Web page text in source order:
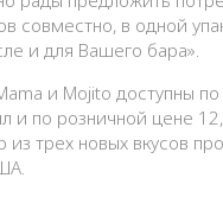
совместно, в одной
и для Вашего бара».
и Mojito доступны
и по розничной цене
трех новых вкусов